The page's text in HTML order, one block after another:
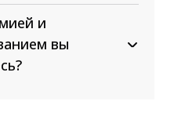
объем
работ и их
Хорошая компания
занижать цены до
в течение 24 часов
договора
в
смола, затирка и т.
можно легко
и
вы